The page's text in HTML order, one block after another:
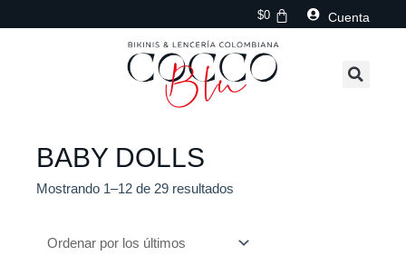
$0 Cuenta
BABY DOLLS
Mostrando 1–12 de 29 resultados
los